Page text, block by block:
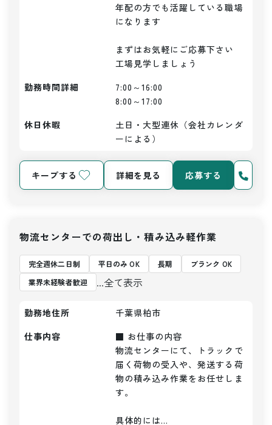
年配の方でも活躍している職場
になります
まずはお気軽にご応募下さい
勤務時間詳細
7:00～16:00
8:00～17:00
休日休暇
土日・大型連休（会社カレンダ
ーによる）
キープする 詳細を見る 応募する
物流センターでの荷出し・積み込み軽作業
完全週休二日制 平日のみ OK 長期
ブランク OK
業界未経験者歓迎
...全て表示
勤務地住所
千葉県柏市
仕事内容
■ お仕事の内容
物流センターにて、トラックで
届く荷物の受入や、発送する荷
物の積み込み作業をお任せしま
す。
具体的には…